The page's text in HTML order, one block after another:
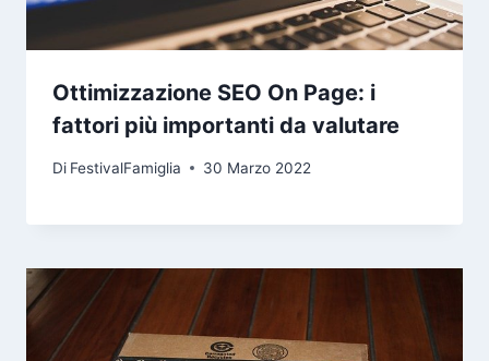
Ottimizzazione SEO On Page: i
fattori più importanti da valutare
Di FestivalFamiglia 30 Marzo 2022